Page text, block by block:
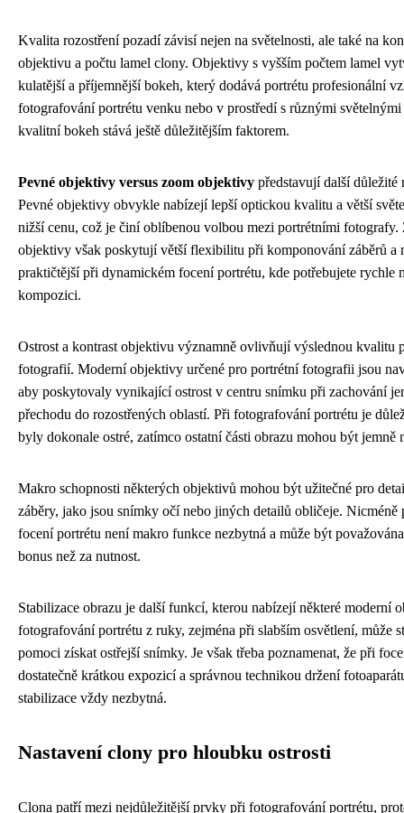
Kvalita rozostření pozadí závisí nejen na světelnosti, ale také na
objektivu a počtu lamel clony. Objektivy s vyšším počtem lamel
kulatější a příjemnější bokeh, který dodává portrétu profesionální
fotografování portrétu venku nebo v prostředí s různými
kvalitní bokeh stává ještě důležitějším faktorem.
Pevné objektivy versus zoom objektivy představují další důležité
Pevné objektivy obvykle nabízejí lepší optickou kvalitu a větší
nižší cenu, což je činí oblíbenou volbou mezi portrétními fotografy.
objektivy však poskytují větší flexibilitu při komponování záběrů a
praktičtější při dynamickém focení portrétu, kde potřebujete rychle
kompozici.
Ostrost a kontrast objektivu významně ovlivňují výslednou kvalitu
fotografií. Moderní objektivy určené pro portrétní fotografii jsou
aby poskytovaly vynikající ostrost v centru snímku při zachování
přechodu do rozostřených oblastí. Při fotografování portrétu je
byly dokonale ostré, zatímco ostatní části obrazu mohou být jemně
Makro schopnosti některých objektivů mohou být užitečné pro
záběry, jako jsou snímky očí nebo jiných detailů obličeje. Nicméně
focení portrétu není makro funkce nezbytná a může být
bonus než za nutnost.
Stabilizace obrazu je další funkcí, kterou nabízejí některé moderní
fotografování portrétu z ruky, zejména při slabším osvětlení, může
pomoci získat ostřejší snímky. Je však třeba poznamenat, že při
dostatečně krátkou expozicí a správnou technikou držení
stabilizace vždy nezbytná.
Nastavení clony pro hloubku ostrosti
Clona patří mezi nejdůležitější prvky při fotografování portrétu,